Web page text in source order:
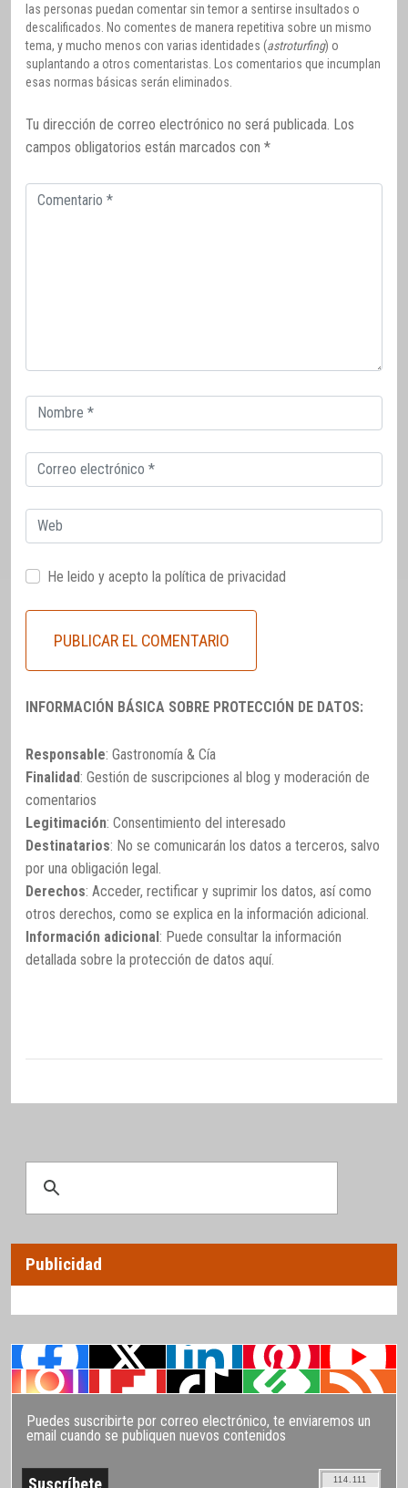
las personas puedan comentar sin temor a sentirse insultados o
descalificados. No comentes de manera repetitiva sobre un mismo
tema, y mucho menos con varias identidades (astroturfing) o
suplantando a otros comentaristas. Los comentarios que incumplan
esas normas básicas serán eliminados.
Tu dirección de correo electrónico no será publicada. Los
campos obligatorios están marcados con *
Comentario
Correo
electrónico
Correo
electrónico
Web
He leido y acepto la política de privacidad
INFORMACIÓN BÁSICA SOBRE PROTECCIÓN DE DATOS:
Responsable: Gastronomía & Cía
Finalidad: Gestión de suscripciones al blog y moderación de
comentarios
Legitimación: Consentimiento del interesado
Destinatarios: No se comunicarán los datos a terceros, salvo
por una obligación legal.
Derechos: Acceder, rectificar y suprimir los datos, así como
otros derechos, como se explica en la información adicional.
Información adicional: Puede consultar la información
detallada sobre la protección de datos aquí.
Publicidad
Puedes suscribirte por correo electrónico, te enviaremos un
email cuando se publiquen nuevos contenidos
114.111